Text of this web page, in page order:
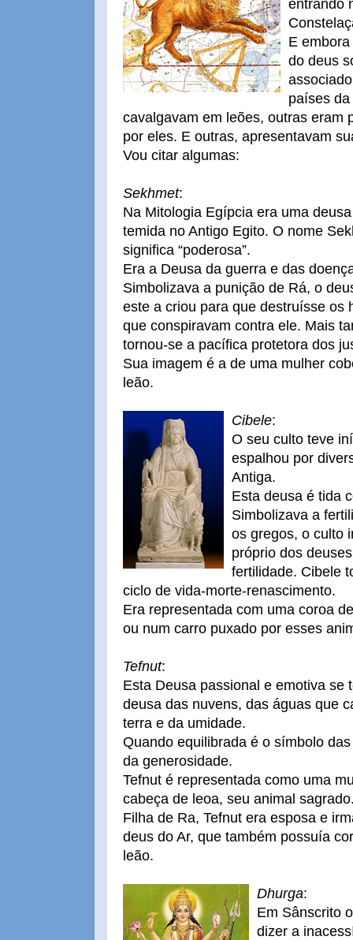
entrando
E
do deus
países
cavalgavam em leões, outras eram
por eles. E outras, apresentavam
Vou citar algumas:
Sekhmet:
Na Mitologia Egípcia era uma
temida no Antigo Egito. O nome
significa “poderosa”.
Era a Deusa da guerra e das
Simbolizava a punição de Rá, o
este a criou para que destruísse os
que conspiravam contra ele. Mais
tornou-se a pacífica protetora dos
Sua imagem é a de uma mulher
leão.
Cibele:
O seu culto teve
espalhou por
Antiga.
Esta deusa é tida
Simbolizava a
os gregos, o culto
próprio dos
fertilidade. Cibele
ciclo de vida-morte-renascimento.
Era representada com uma coroa
ou num carro puxado por esses
Tefnut:
Esta Deusa passional e emotiva se
deusa das nuvens, das águas que
terra e da umidade.
Quando equilibrada é o símbolo
da generosidade.
Tefnut é representada como uma
cabeça de leoa, seu animal
Filha de Ra, Tefnut era esposa e
deus do Ar, que também possuía
leão.
Dhurga:
Em Sânscrito
dizer a